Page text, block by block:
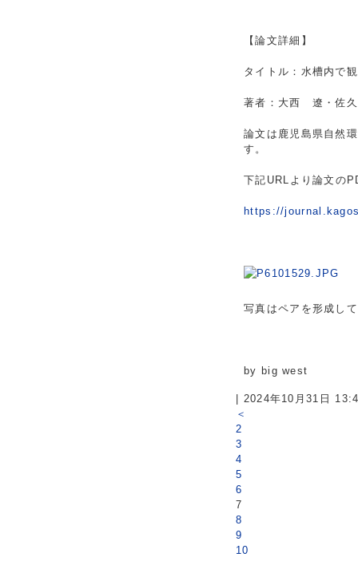
【論文詳細】
タイトル：水槽内で
著者：大西 遼・佐久
論文は鹿児島県自然
す。
下記URLより論文の
https://
写真はペアを形成し
by big west
| 2024年10月31日
＜
2
3
4
5
6
7
8
9
10